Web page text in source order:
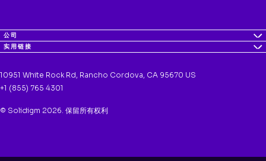
公司
实用链接
10951 White Rock Rd, Rancho Cordova, CA 95670 US
+1 (855) 765 4301
© Solidigm 2026. 保留所有权利